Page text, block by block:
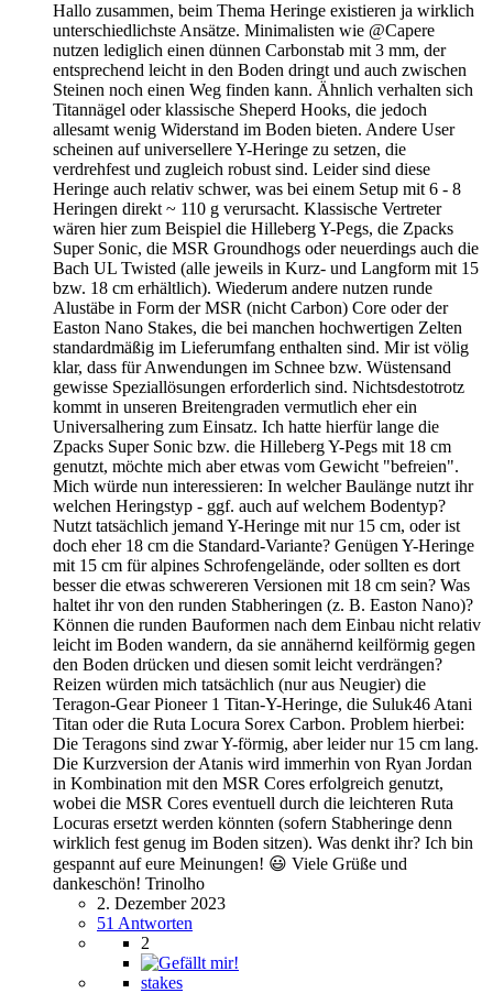
Hallo zusammen, beim Thema Heringe existieren ja wirklich
unterschiedlichste Ansätze. Minimalisten wie @Capere
nutzen lediglich einen dünnen Carbonstab mit 3 mm, der
entsprechend leicht in den Boden dringt und auch zwischen
Steinen noch einen Weg finden kann. Ähnlich verhalten sich
Titannägel oder klassische Sheperd Hooks, die jedoch
allesamt wenig Widerstand im Boden bieten. Andere User
scheinen auf universellere Y-Heringe zu setzen, die
verdrehfest und zugleich robust sind. Leider sind diese
Heringe auch relativ schwer, was bei einem Setup mit 6 - 8
Heringen direkt ~ 110 g verursacht. Klassische Vertreter
wären hier zum Beispiel die Hilleberg Y-Pegs, die Zpacks
Super Sonic, die MSR Groundhogs oder neuerdings auch die
Bach UL Twisted (alle jeweils in Kurz- und Langform mit 15
bzw. 18 cm erhältlich). Wiederum andere nutzen runde
Alustäbe in Form der MSR (nicht Carbon) Core oder der
Easton Nano Stakes, die bei manchen hochwertigen Zelten
standardmäßig im Lieferumfang enthalten sind. Mir ist völig
klar, dass für Anwendungen im Schnee bzw. Wüstensand
gewisse Speziallösungen erforderlich sind. Nichtsdestotrotz
kommt in unseren Breitengraden vermutlich eher ein
Universalhering zum Einsatz. Ich hatte hierfür lange die
Zpacks Super Sonic bzw. die Hilleberg Y-Pegs mit 18 cm
genutzt, möchte mich aber etwas vom Gewicht "befreien".
Mich würde nun interessieren: In welcher Baulänge nutzt ihr
welchen Heringstyp - ggf. auch auf welchem Bodentyp?
Nutzt tatsächlich jemand Y-Heringe mit nur 15 cm, oder ist
doch eher 18 cm die Standard-Variante? Genügen Y-Heringe
mit 15 cm für alpines Schrofengelände, oder sollten es dort
besser die etwas schwereren Versionen mit 18 cm sein? Was
haltet ihr von den runden Stabheringen (z. B. Easton Nano)?
Können die runden Bauformen nach dem Einbau nicht relativ
leicht im Boden wandern, da sie annähernd keilförmig gegen
den Boden drücken und diesen somit leicht verdrängen?
Reizen würden mich tatsächlich (nur aus Neugier) die
Teragon-Gear Pioneer 1 Titan-Y-Heringe, die Suluk46 Atani
Titan oder die Ruta Locura Sorex Carbon. Problem hierbei:
Die Teragons sind zwar Y-förmig, aber leider nur 15 cm lang.
Die Kurzversion der Atanis wird immerhin von Ryan Jordan
in Kombination mit den MSR Cores erfolgreich genutzt,
wobei die MSR Cores eventuell durch die leichteren Ruta
Locuras ersetzt werden könnten (sofern Stabheringe denn
wirklich fest genug im Boden sitzen). Was denkt ihr? Ich bin
gespannt auf eure Meinungen! 😃 Viele Grüße und
dankeschön! Trinolho
2. Dezember 2023
51 Antworten
2
stakes